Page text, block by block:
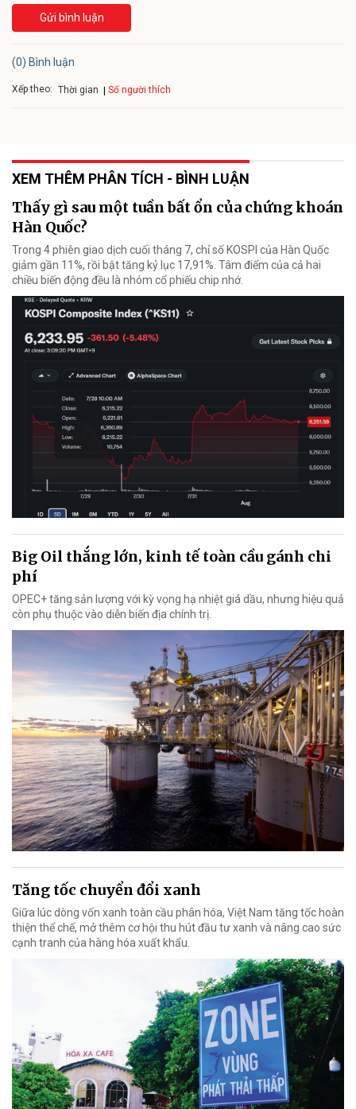
Gửi bình luận
(0) Bình luận
Xếp theo: Thời gian Số người thích
XEM THÊM PHÂN TÍCH - BÌNH LUẬN
Thấy gì sau một tuần bất ổn của chứng khoán
Hàn Quốc?
Trong 4 phiên giao dịch cuối tháng 7, chỉ số KOSPI của Hàn Quốc
giảm gần 11%, rồi bật tăng kỷ lục 17,91%. Tâm điểm của cả hai
chiều biến động đều là nhóm cổ phiếu chip nhớ.
Big Oil thắng lớn, kinh tế toàn cầu gánh chi
phí
OPEC+ tăng sản lượng với kỳ vọng hạ nhiệt giá dầu, nhưng hiệu quả
còn phụ thuộc vào diễn biến địa chính trị.
Tăng tốc chuyển đổi xanh
Giữa lúc dòng vốn xanh toàn cầu phân hóa, Việt Nam tăng tốc hoàn
thiện thể chế, mở thêm cơ hội thu hút đầu tư xanh và nâng cao sức
cạnh tranh của hàng hóa xuất khẩu.